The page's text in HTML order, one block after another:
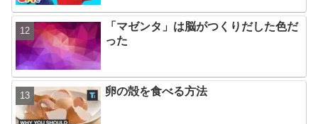
「マゼンタ」は脳がつくりだした色だ
った
卵の殻を食べる方法